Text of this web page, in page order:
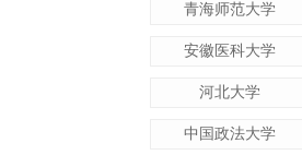
青海师范大学
安徽医科大学
河北大学
中国政法大学